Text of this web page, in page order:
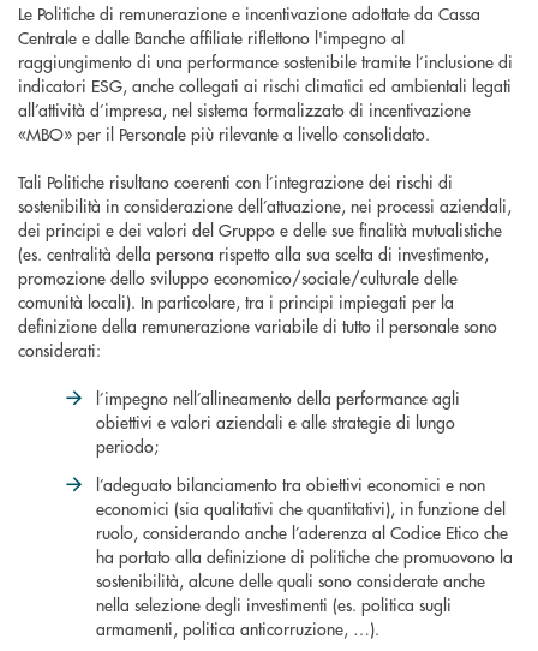
Le Politiche di remunerazione e incentivazione adottate da Cassa
Centrale e dalle Banche affiliate riflettono l'impegno al
raggiungimento di una performance sostenibile tramite l’inclusione di
indicatori ESG, anche collegati ai rischi climatici ed ambientali legati
all’attività d’impresa, nel sistema formalizzato di incentivazione
«MBO» per il Personale più rilevante a livello consolidato.
Tali Politiche risultano coerenti con l’integrazione dei rischi di
sostenibilità in considerazione dell’attuazione, nei processi aziendali,
dei principi e dei valori del Gruppo e delle sue finalità mutualistiche
(es. centralità della persona rispetto alla sua scelta di investimento,
promozione dello sviluppo economico/sociale/culturale delle
comunità locali). In particolare, tra i principi impiegati per la
definizione della remunerazione variabile di tutto il personale sono
considerati:
l’impegno nell’allineamento della performance agli
obiettivi e valori aziendali e alle strategie di lungo
periodo;
l’adeguato bilanciamento tra obiettivi economici e non
economici (sia qualitativi che quantitativi), in funzione del
ruolo, considerando anche l’aderenza al Codice Etico che
ha portato alla definizione di politiche che promuovono la
sostenibilità, alcune delle quali sono considerate anche
nella selezione degli investimenti (es. politica sugli
armamenti, politica anticorruzione, …).